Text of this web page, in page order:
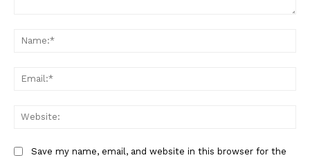
Save my name, email, and website in this browser for the